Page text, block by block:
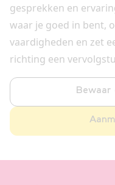
gesprekken en
waar je goed in bent,
vaardigheden en zet
richting een
Bewaar